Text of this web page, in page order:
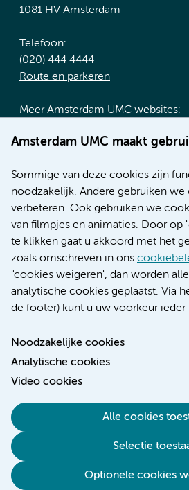
Amsterdam UMC maakt
Sommige van deze cookies zijn
noodzakelijk. Andere gebruiken
verbeteren. Ook gebruiken we
van filmpjes en animaties. Door op
te klikken gaat u akkoord met het
zoals omschreven in ons
"cookies weigeren", dan worden
analytische cookies geplaatst. Via
de footer) kunt u uw voorkeur
Noodzakelijke cookies
Analytische cookies
Video cookies
Alle cookies
Selectie
Optionele cookies
1081 HV Amsterdam
Telefoon:
(020) 444 4444
Route en parkeren
Meer Amsterdam UMC websites:
Werken bij Amsterdam UMC
Nieuws
Research
Educatie locatie AMC
Educatie locatie VUmc
Verwijzen & diagnostiek
Toegankelijkheidsverklaring
Responsible disclosure